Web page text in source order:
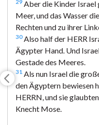
29 Aber die Kinder
Meer, und das Wasser
Rechten und zu ihrer
30Also half der HERR
Ägypter Hand. Und
Gestade des Meeres.
31 Als nun Israel die
den Ägyptern bewiesen
HERRN, und sie
Knecht Mose.